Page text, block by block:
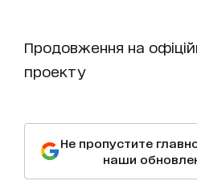
Продовження на
проекту
Не пропустите
наши